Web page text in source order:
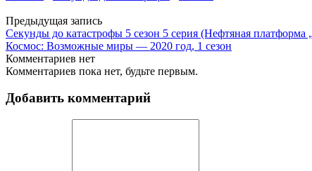
Предыдущая запись
Секунды до катастрофы 5 сезон 5 серия (Нефтяная платформа
Космос: Возможные миры — 2020 год, 1 сезон
Комментариев нет
Комментариев пока нет, будьте первым.
Добавить комментарий